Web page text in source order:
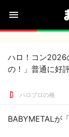
ハロ！コン2026
の！」普通に好
ハロプロの種
BABYMETALが